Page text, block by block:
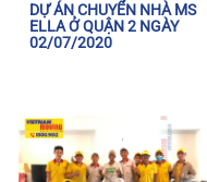
DỰ ÁN CHUYỂN NHÀ MS
ELLA Ở QUẬN 2 NGÀY
02/07/2020